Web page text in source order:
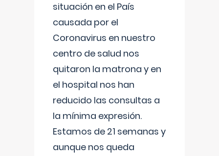
situación en el País
causada por el
Coronavirus en nuestro
centro de salud nos
quitaron la matrona y en
el hospital nos han
reducido las consultas a
la mínima expresión.
Estamos de 21 semanas y
aunque nos queda